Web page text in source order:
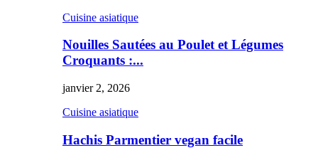
Cuisine asiatique
Nouilles Sautées au Poulet et Légumes
Croquants :...
janvier 2, 2026
Cuisine asiatique
Hachis Parmentier vegan facile